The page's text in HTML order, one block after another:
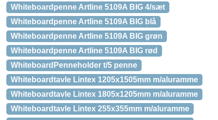
Whiteboardpenne Artline 5109A BIG 4/sæt
Whiteboardpenne Artline 5109A BIG blå
Whiteboardpenne Artline 5109A BIG grøn
Whiteboardpenne Artline 5109A BIG rød
WhiteboardPenneholder t/5 penne
Whiteboardtavle Lintex 1205x1505mm m/aluramme
Whiteboardtavle Lintex 1805x1205mm m/aluramme
Whiteboardtavle Lintex 255x355mm m/aluramme